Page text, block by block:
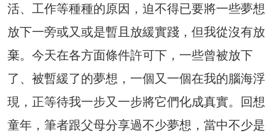
活、工作等種種的原因，迫不得已要將一些夢想
放下一旁或又或是暫且放緩實踐，但我從沒有放
棄。今天在各方面條件許可下，一些曾被放下
了、被暫緩了的夢想，一個又一個在我的腦海浮
現，正等待我一步又一步將它們化成真實。回想
童年，筆者跟父母分享過不少夢想，當中不少是